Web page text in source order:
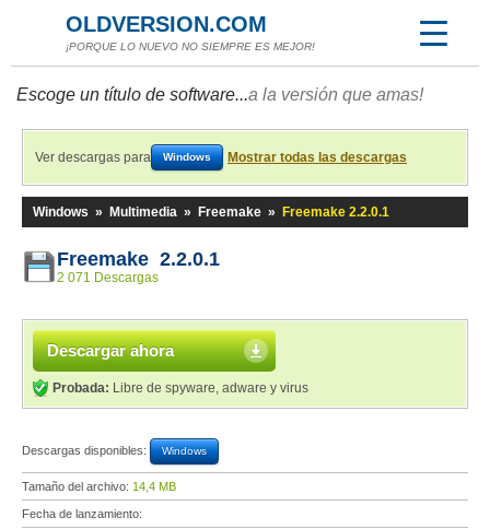
OLDVERSION.COM
¡PORQUE LO NUEVO NO SIEMPRE ES MEJOR!
Escoge un título de software...a la versión que amas!
Ver descargas para Windows Mostrar todas las descargas
Windows » Multimedia » Freemake » Freemake 2.2.0.1
Freemake 2.2.0.1
2 071 Descargas
Descargar ahora
Probada: Libre de spyware, adware y virus
Descargas disponibles: Windows
Tamaño del archivo: 14,4 MB
Fecha de lanzamiento: